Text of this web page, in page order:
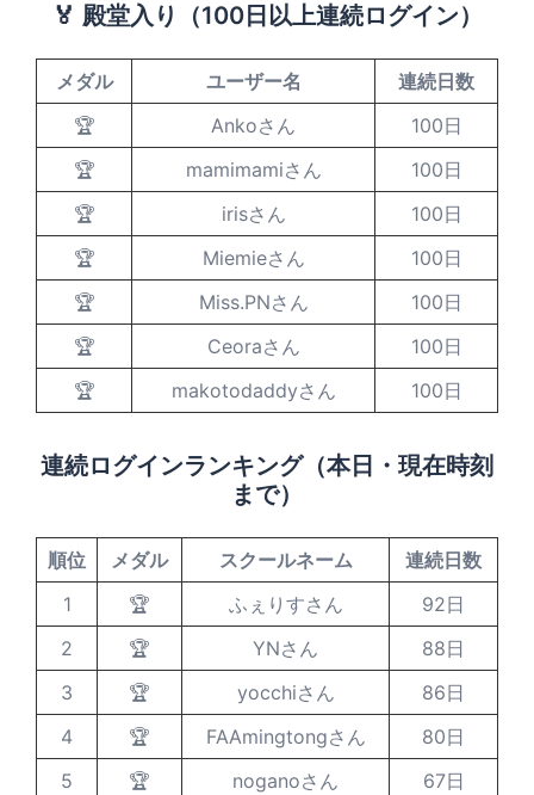
🏅 殿堂入り（100日以上連続ログイン）
メダル ユーザー名
連続日数
🏆
Ankoさん
100日
🏆
mamimamiさん
100日
🏆
irisさん
100日
🏆
Miemieさん
100日
🏆
Miss.PNさん
100日
🏆
Ceoraさん
100日
🏆
makotodaddyさん 100日
連続ログインランキング（本日・現在時刻
まで）
順位 メダル スクールネーム
連続日数
1
🏆 ふぇりすさん
92日
2
🏆 YNさん
88日
3
🏆 yocchiさん
86日
4
🏆 FAAmingtongさん
80日
5
🏆 noganoさん
67日